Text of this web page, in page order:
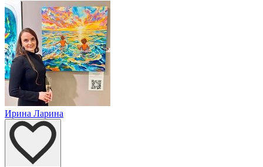
Ирина Ларина